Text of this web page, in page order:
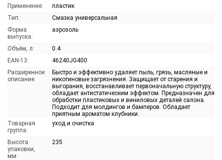
Применение:
пластик
Тип:
Смазка универсальная
Форма
выпуска:
аэрозоль
Объём, л:
0.4
EAN-13:
46240JG400
Расширенное
описание:
Быстро и эффективно удаляет пыль, грязь, масляные и
никотиновые загрязнения. Защищает от старения и
выгорания, восстанавливает первоначальную структуру,
обладает антистатическим эффектом. Предназначен для
обработки пластиковых и виниловых деталей салона.
Подходит для молдингов и бамперов. Обладает
приятным ароматом клубники.
Товарная
группа:
уход и очистка
Высота
упаковки,
мм:
235